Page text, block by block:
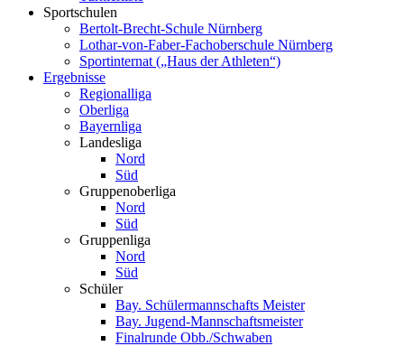
Sportschulen
Bertolt-Brecht-Schule Nürnberg
Lothar-von-Faber-Fachoberschule Nürnberg
Sportinternat („Haus der Athleten“)
Ergebnisse
Regionalliga
Oberliga
Bayernliga
Landesliga
Nord
Süd
Gruppenoberliga
Nord
Süd
Gruppenliga
Nord
Süd
Schüler
Bay. Schülermannschafts Meister
Bay. Jugend-Mannschaftsmeister
Finalrunde Obb./Schwaben